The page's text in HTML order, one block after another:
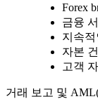
Forex
금융
지속
자본
고객
거래 보고 및